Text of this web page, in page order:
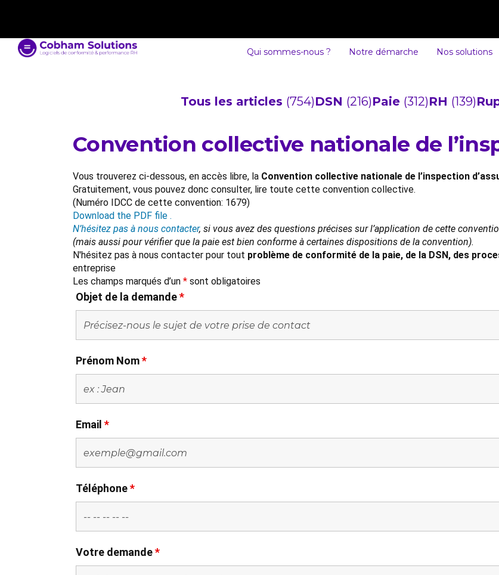
Qui sommes-nous ? Notre démarche Nos solutions
Tous les articles (754)DSN (216)Paie (312)RH (139)
Convention collective nationale de
Vous trouverez ci-dessous, en accès libre, la Convention collective nationale de l’inspection
Gratuitement, vous pouvez donc consulter, lire toute cette convention collective.
(Numéro IDCC de cette convention: 1679)
Download the PDF file .
N’hésitez pas à nous contacter, si vous avez des questions précises sur l’application de cette
(mais aussi pour vérifier que la paie est bien conforme à certaines dispositions de la convention).
N'hésitez pas à nous contacter pour tout problème de conformité de la paie, de la DSN, des
entreprise
Les champs marqués d’un * sont obligatoires
Objet de la demande*
Prénom Nom*
Email *
Téléphone*
Votre demande*